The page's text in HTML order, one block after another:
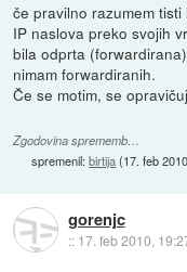
če pravilno razumem
IP naslova preko svojih
bila odprta
nimam forwardiranih.
Če se motim, se
Zgodovina sprememb…
spremenil:birtija(17. feb
gorenjc
:: 17. feb 2010,